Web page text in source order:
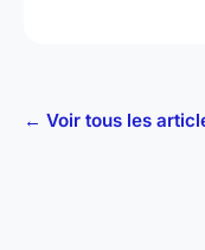
← Voir tous les